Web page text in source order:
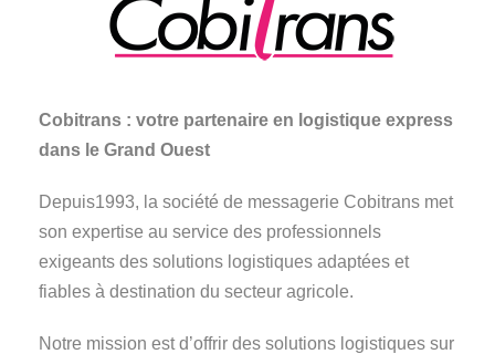
Cobitrans : votre partenaire en logistique express
dans le Grand Ouest
Depuis1993, la société de messagerie Cobitrans met
son expertise au service des professionnels
exigeants des solutions logistiques adaptées et
fiables à destination du secteur agricole.
Notre mission est d’offrir des solutions logistiques sur